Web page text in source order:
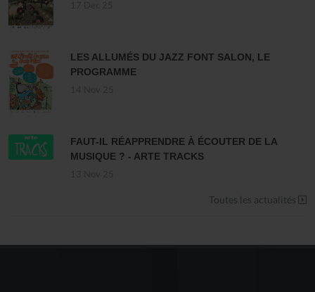
LES ALLUMÉS DU JAZZ FONT SALON, LE
PROGRAMME
FAUT-IL RÉAPPRENDRE À ÉCOUTER DE LA
MUSIQUE ? - ARTE TRACKS
Toutes les actualités